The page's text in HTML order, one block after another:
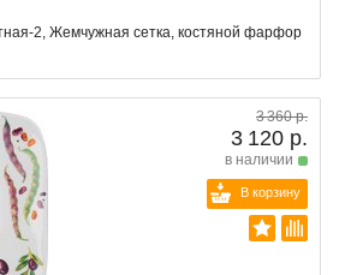
2, Жемчужная сетка, костяной фарфор
3 360 р.
3 120 р.
в наличии
В корзину